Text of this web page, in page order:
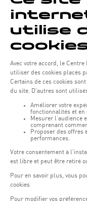
Öffnungszeiten von
Montag - Freitag :
Wochenende: 07:30 -
Remember to check the
Zugriff:
COQUE • 2, rue
Öffentliche